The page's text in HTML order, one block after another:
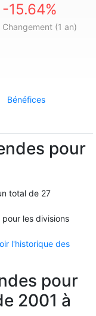
-15.64%
Changement (1 an)
Bénéfices
pour
total de 27
les divisions
l'historique des
pour
2001 à